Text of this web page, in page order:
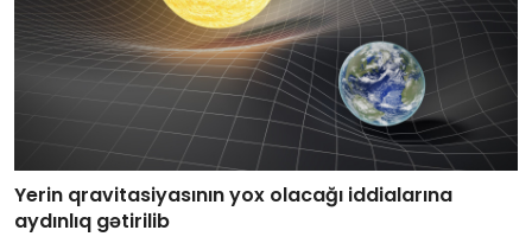
Yerin qravitasiyasının yox olacağı iddialarına
aydınlıq gətirilib